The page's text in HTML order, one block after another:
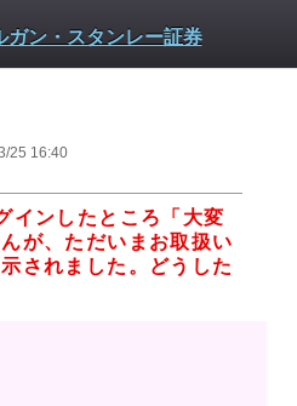
25 16:40
インしたところ「大変
が、ただいまお取扱い
されました。どうした